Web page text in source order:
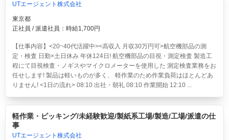
UTエージェント株式会社
東京都
正社員 / 派遣社員：時給1,700円
【仕事内容】<20~40代活躍中><高収入 月収30万円可>航空機部品の測
定・検査 日勤×土日休み 年休124日!航空機部品の目視・測定検査 製造工
程にて目視検査・ノギスやマイクロメーターを使用した 測定検査業務をお
任せします! 製品は軽いものが多く、 軽作業のため作業負荷はほとんどあ
りません! <1日の流れ> 08:10 出社・朝礼 08:10 作業開始 12:10 ...
軽作業・ピッキング/未経験歓迎/製紙系工場/製造/工場/派遣の仕
事
UTエージェント株式会社